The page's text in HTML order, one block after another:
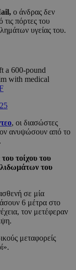
ο άνδρας δεν
τις πόρτες του
υγείας του.
a 600-pound
with medical
, οι διασώστες
ανυψώσουν από το
τοίχου του
του
σε μία
6 μέτρα στο
τον μετέφεραν
μεταφορείς